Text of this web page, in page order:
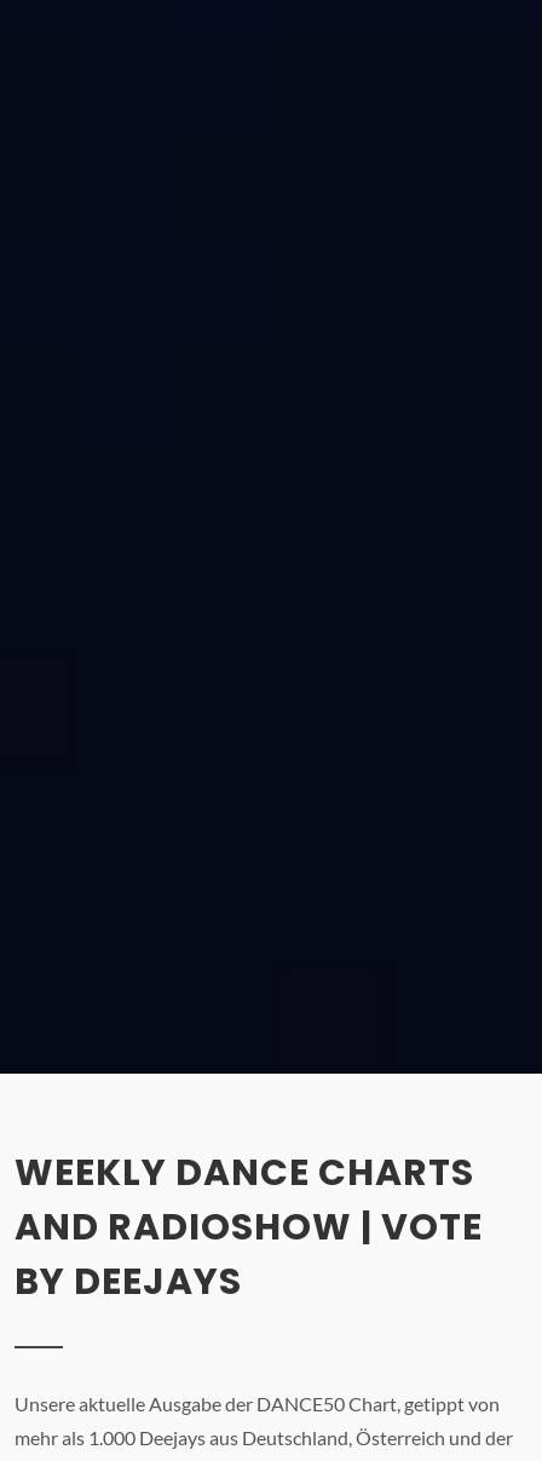
WEEKLY DANCE CHARTS
AND RADIOSHOW | VOTE
BY DEEJAYS
Unsere aktuelle Ausgabe der DANCE50 Chart, getippt von
mehr als 1.000 Deejays aus Deutschland, Österreich und der